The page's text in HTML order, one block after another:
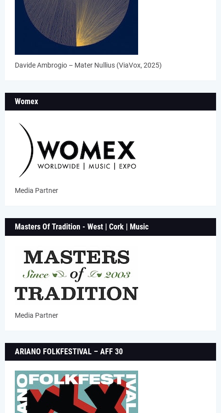
Davide Ambrogio – Mater Nullius (ViaVox, 2025)
Womex
Media Partner
Masters Of Tradition - West | Cork | Music
Media Partner
ARIANO FOLKFESTIVAL – AFF 30